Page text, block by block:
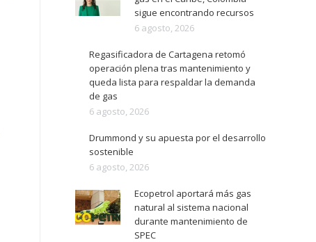
sigue encontrando recursos
6 agosto, 2026
Regasificadora de Cartagena retomó
operación plena tras mantenimiento y
queda lista para respaldar la demanda
de gas
6 agosto, 2026
Drummond y su apuesta por el desarrollo
sostenible
6 agosto, 2026
Ecopetrol aportará más gas
natural al sistema nacional
durante mantenimiento de
SPEC